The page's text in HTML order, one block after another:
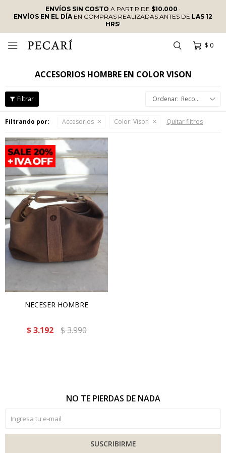
ENVÍOS SIN COSTO A PARTIR DE $10.000 ·
ENVÍOS EN EL DÍAEN COMPRAS REALIZADAS ANTES DE LAS 12
HRS!
$ 0

ACCESORIOS HOMBRE EN COLOR VISON
Recomendados
Filtrando por: Accesorios Color: Vison Quitar filtros
NECESER HOMBRE
$ 3.192 $3.990
NO TE PIERDAS DE NADA
SUSCRIBIRME